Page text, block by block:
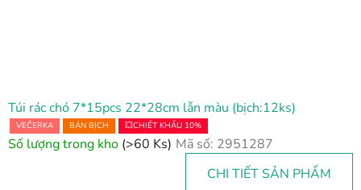
Túi rác chó 7*15pcs 22*28cm lẫn màu (bịch:12ks)
VEČERKA BÁN BỊCH 💥CHIẾT KHẤU 10%
Số lượng trong kho (>60 Ks) Mã số: 2951287
CHI TIẾT SẢN PHẨM